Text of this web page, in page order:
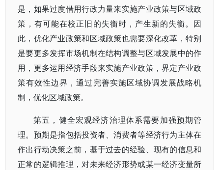
是，如果过度借用行政力量来实施产业政策与区域政
策，有可能在校正旧的失衡时，产生新的失衡。因
此，优化产业政策和区域政策也需要深化改革，特别
是要更多发挥市场机制在结构调整与区域发展中的作
用，更多运用经济手段来实施产业政策，界定产业政
策有效性边界，通过完善实施区域协调发展战略机
制，优化区域政策。
第五，健全宏观经济治理体系需要加强预期管
理。预期是指包括投资者、消费者等经济行为主体在
作出行动决策之前，基于过去的经验、现有的信息和
正常的逻辑推理，对未来经济形势或某一经济变量所